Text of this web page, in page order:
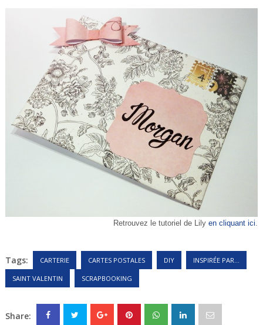
Retrouvez le tutoriel de Lilyen cliquant ici.
Tags: CARTERIE CARTES POSTALES DIY INSPIRÉE PAR...
SAINT VALENTIN SCRAPBOOKING
Share: